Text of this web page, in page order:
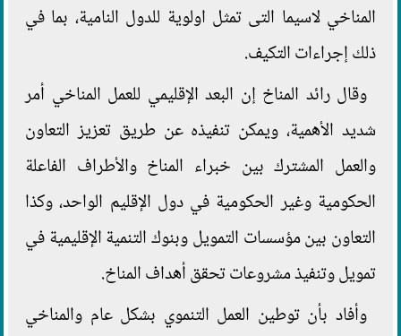
المناخي لاسيما التى تمثل اولوية للدول النامية، بما في
ذلك إجراءات التكيف.
وقال رائد المناخ إن البعد الإقليمي للعمل المناخي أمر
شديد الأهمية، ويمكن تنفيذه عن طريق تعزيز التعاون
والعمل المشترك بين خبراء المناخ والأطراف الفاعلة
الحكومية وغير الحكومية في دول الإقليم الواحد، وكذا
التعاون بين مؤسسات التمويل وبنوك التنمية الإقليمية في
تمويل وتنفيذ مشروعات تحقق أهداف المناخ.
وأفاد بأن توطين العمل التنموي بشكل عام والمناخي